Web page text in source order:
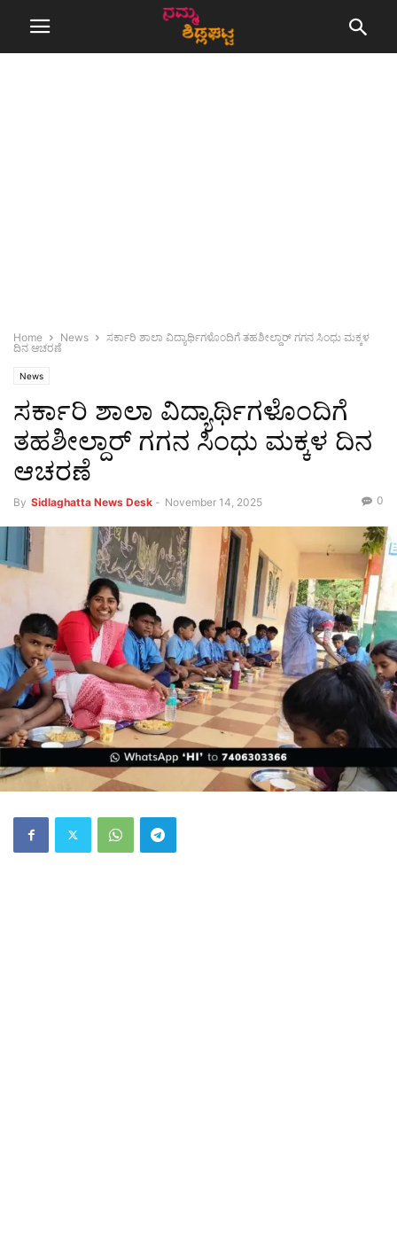
Home News
ಸರ್ಕಾರಿ ಶಾಲಾ ವಿದ್ಯಾರ್ಥಿಗಳೊಂದಿಗೆ ತಹಶೀಲ್ದಾರ್ ಗಗನ ಸಿಂಧು ಮಕ್ಕಳ
ದಿನ ಆಚರಣೆ
News
ಸರ್ಕಾರಿ ಶಾಲಾ ವಿದ್ಯಾರ್ಥಿಗಳೊಂದಿಗೆ
ತಹಶೀಲ್ದಾರ್ ಗಗನ ಸಿಂಧು ಮಕ್ಕಳ ದಿನ
ಆಚರಣೆ
By Sidlaghatta News Desk - November 14, 2025 0